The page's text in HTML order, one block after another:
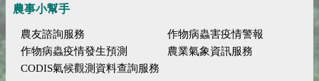
農事小幫手
農友諮詢服務
作物病蟲害疫情警報
作物病蟲疫情發生預測
農業氣象資訊服務
CODIS氣候觀測資料查詢服務